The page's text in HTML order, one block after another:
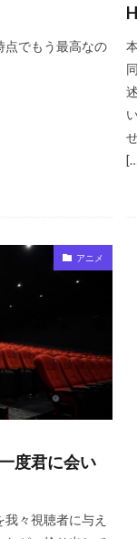
点でもう最高なの
アニメ
度君に会い
々視聴者に与え